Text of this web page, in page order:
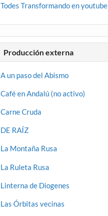
Todes Transformando en youtube
Producción externa
A un paso del Abismo
Café en Andalú (no activo)
Carne Cruda
DE RAÍZ
La Montaña Rusa
La Ruleta Rusa
Linterna de Diogenes
Las Órbitas vecinas